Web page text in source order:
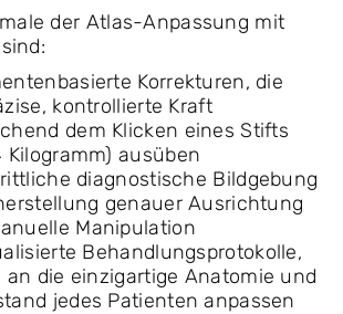
der Atlas-Anpassung mit
Korrekturen, die
kontrollierte Kraft
dem Klicken eines Stifts
Kilogramm) ausüben
diagnostische Bildgebung
genauer Ausrichtung
Manipulation
Behandlungsprotokolle,
an die einzigartige Anatomie und
jedes Patienten anpassen